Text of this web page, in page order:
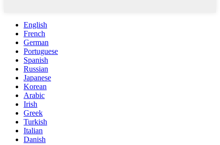
English
French
German
Portuguese
Spanish
Russian
Japanese
Korean
Arabic
Irish
Greek
Turkish
Italian
Danish